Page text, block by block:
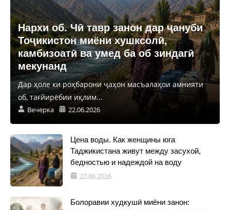
Нархи об. Чӣ тавр занон дар ҷануби
Тоҷикистон миёни хушксолӣ,
камбизоатӣ ва умед ба об зиндагӣ
мекунанд
Дар ҳоле ки роҳбарони ҷаҳон масъалаҳои амнияти
об, тағйирёбии иқлим...
Вечерка 22.06.2026
Цена воды. Как женщины юга
Таджикистана живут между засухой,
бедностью и надеждой на воду
22.06.2026
Болоравии худкушӣ миёни занон: